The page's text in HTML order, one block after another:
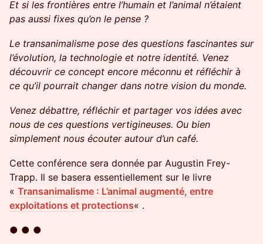
Et si les frontières entre l’humain et l’animal n’étaient
pas aussi fixes qu’on le pense ?
Le transanimalisme pose des questions fascinantes sur
l’évolution, la technologie et notre identité. Venez
découvrir ce concept encore méconnu et réfléchir à
ce qu’il pourrait changer dans notre vision du monde.
Venez débattre, réfléchir et partager vos idées avec
nous de ces questions vertigineuses. Ou bien
simplement nous écouter autour d’un café.
Cette conférence sera donnée par Augustin Frey-
Trapp. Il se basera essentiellement sur le livre
« Transanimalisme : L’animal augmenté, entre
exploitations et protections« .
● ● ●